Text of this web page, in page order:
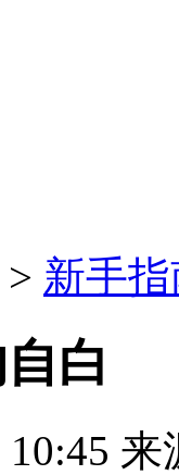
> 新手
白
10:45